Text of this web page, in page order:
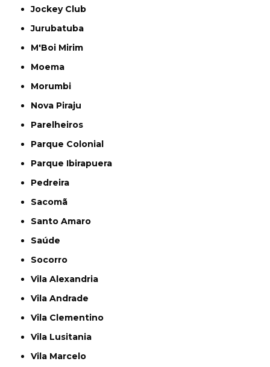
Jockey Club
Jurubatuba
M'Boi Mirim
Moema
Morumbi
Nova Piraju
Parelheiros
Parque Colonial
Parque Ibirapuera
Pedreira
Sacomã
Santo Amaro
Saúde
Socorro
Vila Alexandria
Vila Andrade
Vila Clementino
Vila Lusitania
Vila Marcelo